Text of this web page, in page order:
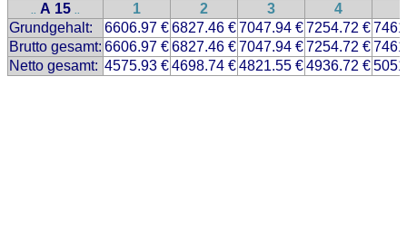
.. A 15 .. 1 2 3 4
Grundgehalt:
6606.97 €6827.46 €7047.94 €7254.72 €
Brutto gesamt: 6606.97 €6827.46 €7047.94 €7254.72 €
Netto gesamt: 4575.93 €4698.74 €4821.55 €4936.72 €